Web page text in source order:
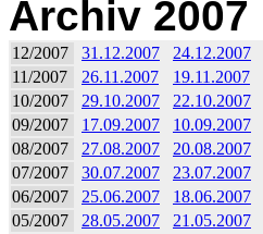
Archiv 2007
12/2007 31.12.2007 24.12.2007
11/2007
26.11.2007 19.11.2007
10/2007
29.10.2007 22.10.2007
09/2007
17.09.2007 10.09.2007
08/2007
27.08.2007 20.08.2007
07/2007
30.07.2007 23.07.2007
06/2007
25.06.2007 18.06.2007
05/2007
28.05.2007 21.05.2007